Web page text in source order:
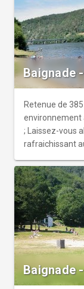
Baignade
Retenue de
environnement
; Laissez-vous
rafraichissant
Baignade